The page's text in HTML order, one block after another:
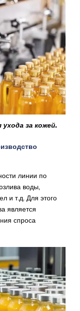
за кожей.
линии по
воды,
и т.д. Для этого
является
спроса